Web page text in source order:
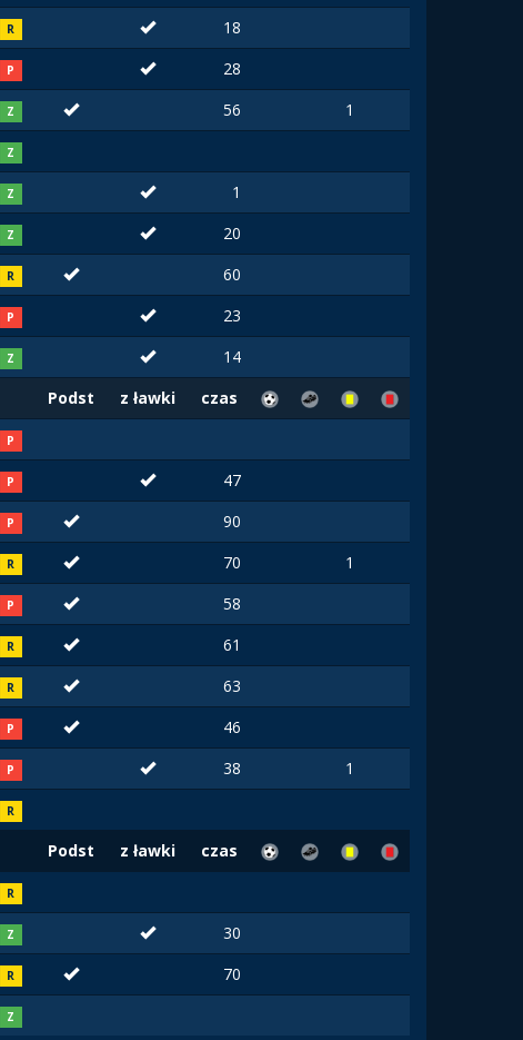
R
18
P
28
Z 56
1
Z
Z
1
Z
20
R
60
P
23
Z
14
Podst z ławki
czas
P
P
47
P
90
R 70
1
P
58
R
61
R
63
P
46
P 38
1
R
Podst z ławki
czas
R
Z
30
R
70
Z